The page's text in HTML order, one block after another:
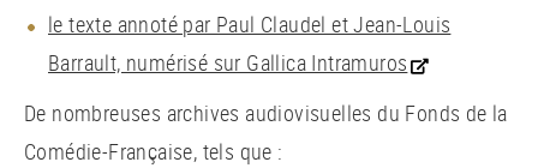
le texte annoté par Paul Claudel et Jean-Louis
Barrault, numérisé sur Gallica Intramuros
De nombreuses archives audiovisuelles du Fonds de la
Comédie-Française, tels que :